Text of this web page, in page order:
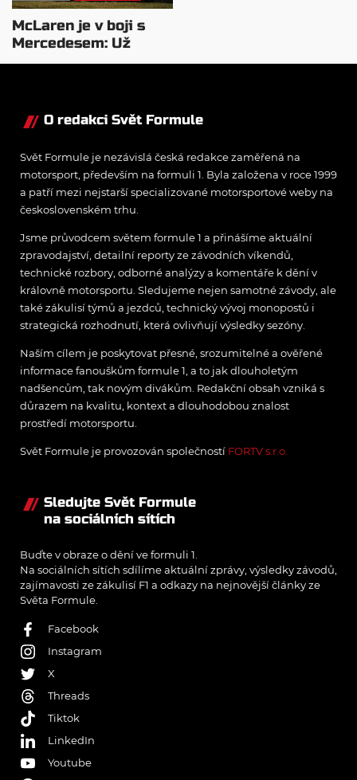
McLaren je v boji s
Mercedesem: Už
pochopili pohonnou
O redakci Svět Formule
Svět Formule je nezávislá česká redakce zaměřená na
motorsport, především na formuli 1. Byla založena v roce 1999
a patří mezi nejstarší specializované motorsportové weby na
československém trhu.
Jsme průvodcem světem formule 1 a přinášíme aktuální
zpravodajství, detailní reporty ze závodních víkendů,
technické rozbory, odborné analýzy a komentáře k dění v
královně motorsportu. Sledujeme nejen samotné závody, ale
také zákulisí týmů a jezdců, technický vývoj monopostů i
strategická rozhodnutí, která ovlivňují výsledky sezóny.
Naším cílem je poskytovat přesné, srozumitelné a ověřené
informace fanouškům formule 1, a to jak dlouholetým
nadšencům, tak novým divákům. Redakční obsah vzniká s
důrazem na kvalitu, kontext a dlouhodobou znalost
prostředí motorsportu.
Svět Formule je provozován společností FORTV s.r.o.
Sledujte Svět Formule
na sociálních sítích
Buďte v obraze o dění ve formuli 1.
Na sociálních sítích sdílíme aktuální zprávy, výsledky závodů,
zajímavosti ze zákulisí F1 a odkazy na nejnovější články ze
Světa Formule.
Facebook
Instagram
X
Threads
Tiktok
LinkedIn
Youtube